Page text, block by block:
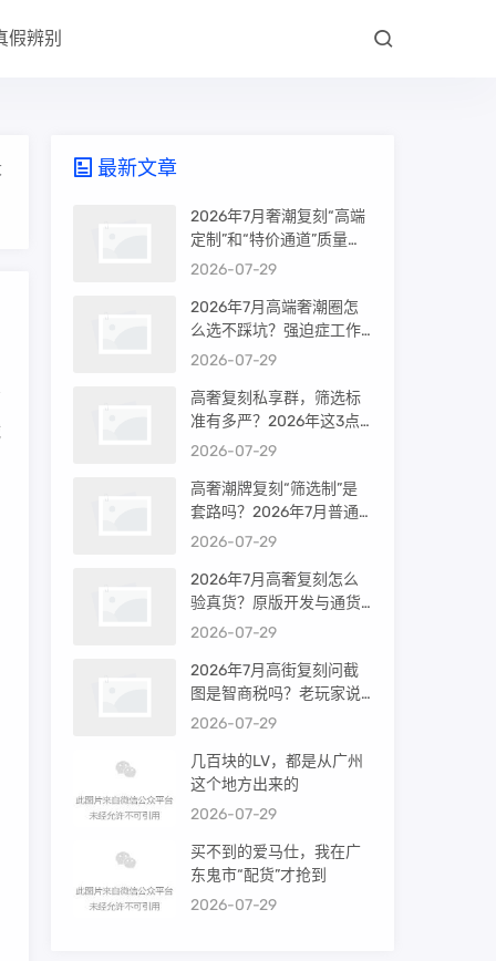
假辨别
最新文章
2026年7月奢潮复刻“高端
定制”和“特价通道”质量差
很多吗？内行人说出真相
2026-07-29
2026年7月高端奢潮圈怎
么选不踩坑？强迫症工作
室的筛选机制是真相还是
2026-07-29
高奢复刻私享群，筛选标
准有多严？2026年这3点
才是真相
2026-07-29
高奢潮牌复刻“筛选制”是
套路吗？2026年7月普通
买家能进高端群吗？
2026-07-29
2026年7月高奢复刻怎么
验真货？原版开发与通货
差距到底多大
2026-07-29
2026年7月高街复刻问截
图是智商税吗？老玩家说
出真相
2026-07-29
几百块的LV，都是从广州
这个地方出来的
2026-07-29
买不到的爱马仕，我在广
东鬼市“配货”才抢到
2026-07-29